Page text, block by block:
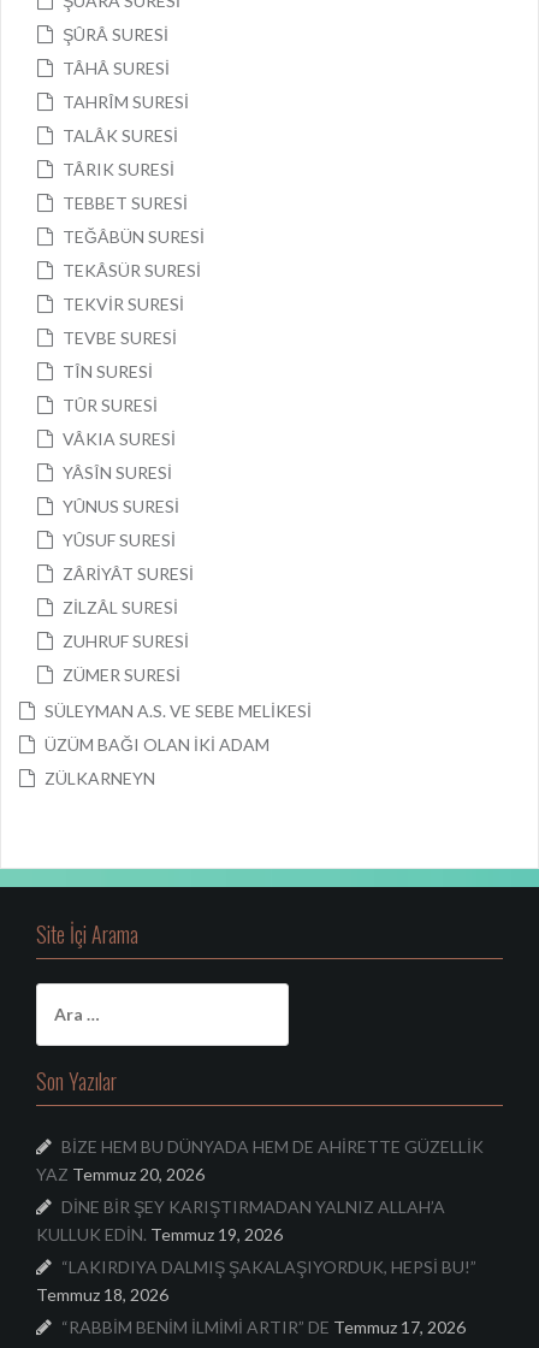
ŞÛRÂ SURESİ
TÂHÂ SURESİ
TAHRÎM SURESİ
TALÂK SURESİ
TÂRIK SURESİ
TEBBET SURESİ
TEĞÂBÜN SURESİ
TEKÂSÜR SURESİ
TEKVİR SURESİ
TEVBE SURESİ
TÎN SURESİ
TÛR SURESİ
VÂKIA SURESİ
YÂSÎN SURESİ
YÛNUS SURESİ
YÛSUF SURESİ
ZÂRİYÂT SURESİ
ZİLZÂL SURESİ
ZUHRUF SURESİ
ZÜMER SURESİ
SÜLEYMAN A.S. VE SEBE MELİKESİ
ÜZÜM BAĞI OLAN İKİ ADAM
ZÜLKARNEYN
Site İçi Arama
a
m
a
Son Yazılar
BİZE HEM BU DÜNYADA HEM DE AHİRETTE GÜZELLİK
YAZ Temmuz 20, 2026
DİNE BİR ŞEY KARIŞTIRMADAN YALNIZ ALLAH’A
KULLUK EDİN. Temmuz 19, 2026
“LAKIRDIYA DALMIŞ ŞAKALAŞIYORDUK, HEPSİ BU!”
Temmuz 18, 2026
“RABBİM BENİM İLMİMİ ARTIR” DE Temmuz 17, 2026